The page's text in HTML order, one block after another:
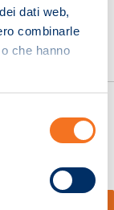
dati web,
combinarle
che hanno